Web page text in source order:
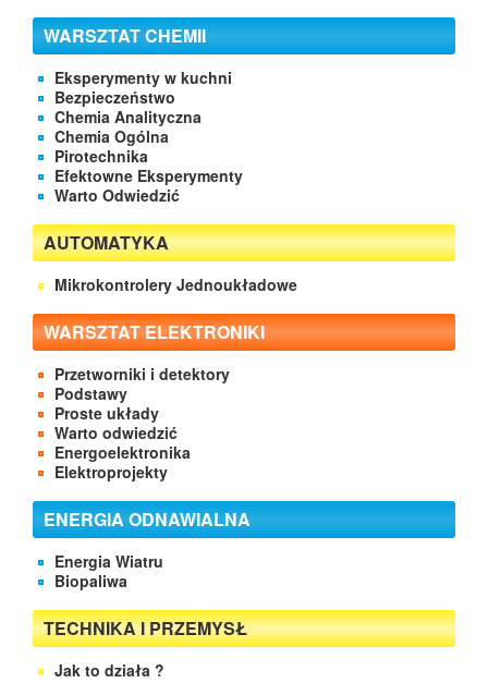
WARSZTAT CHEMII
Eksperymenty w kuchni
Bezpieczeństwo
Chemia Analityczna
Chemia Ogólna
Pirotechnika
Efektowne Eksperymenty
Warto Odwiedzić
AUTOMATYKA
Mikrokontrolery Jednoukładowe
WARSZTAT ELEKTRONIKI
Przetworniki i detektory
Podstawy
Proste układy
Warto odwiedzić
Energoelektronika
Elektroprojekty
ENERGIA ODNAWIALNA
Energia Wiatru
Biopaliwa
TECHNIKA I PRZEMYSŁ
Jak to działa ?